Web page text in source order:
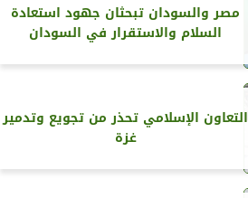
مصر والسودان تبحثان جهود استعادة
السلام والاستقرار في السودان
التعاون الإسلامي تحذر من تجويع وتدمير
غزة